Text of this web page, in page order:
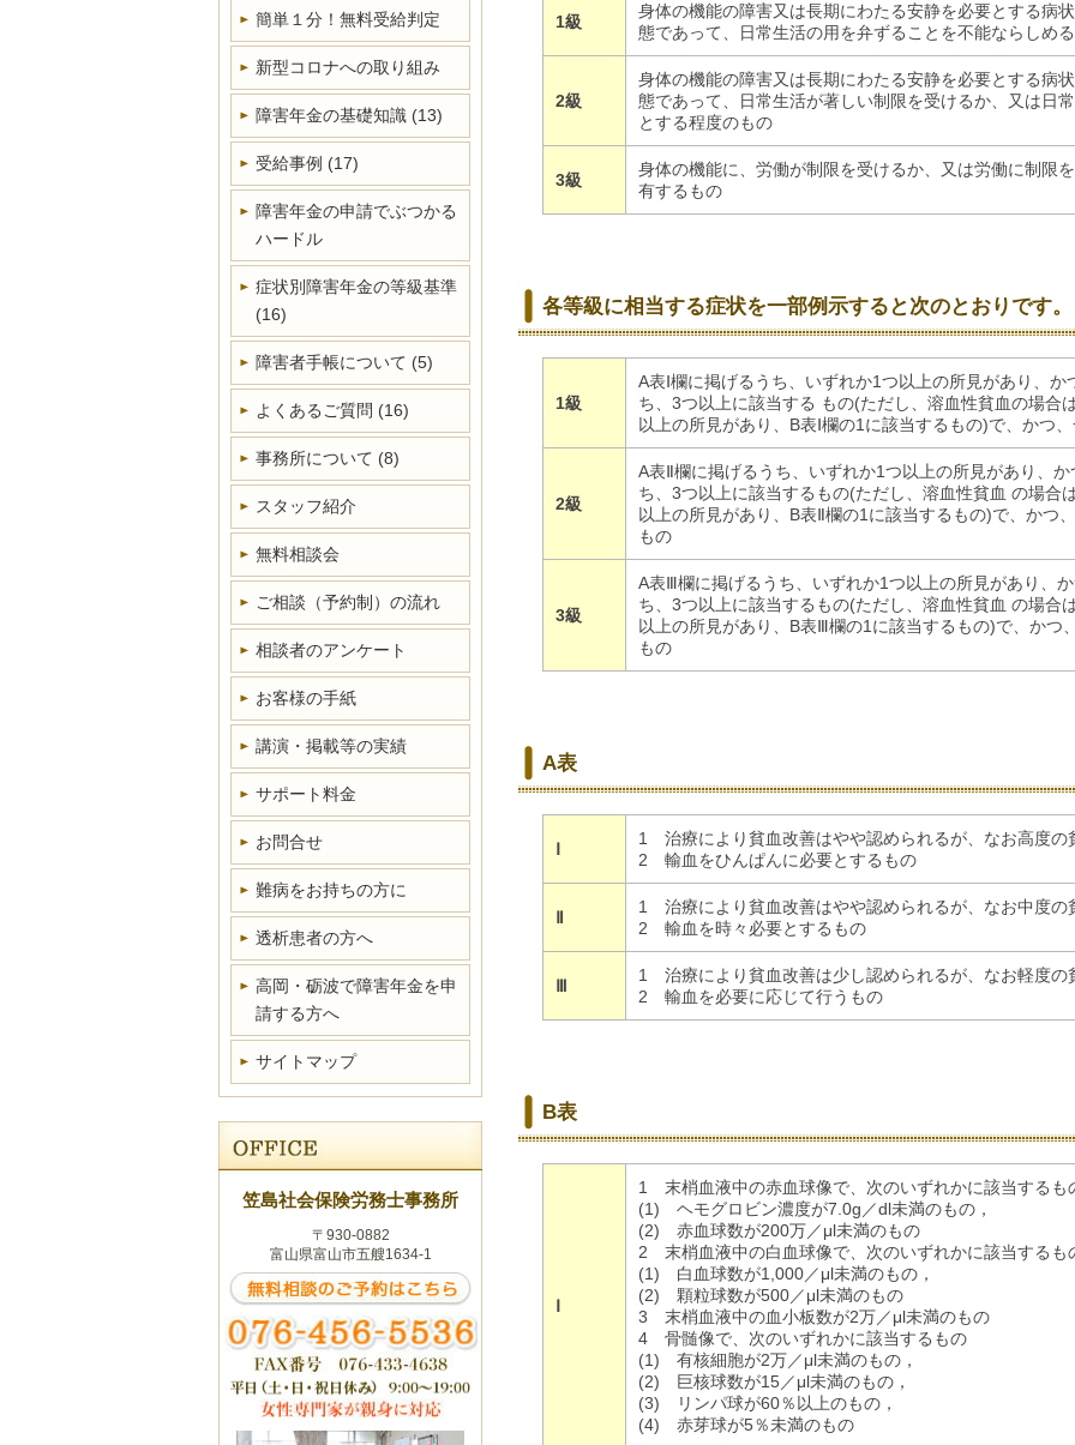
1級
身体の機能の障害又は長期にわたる安静を必要とする病
態であって、日常生活の用を弁ずることを不能ならしめ
2級
身体の機能の障害又は長期にわたる安静を必要とする病
態であって、日常生活が著しい制限を受けるか、又は日
とする程度のもの
3級
身体の機能に、労働が制限を受けるか、又は労働に制限
有するもの
各等級に相当する症状を一部例示すると次のとおりです。
1級
A表Ⅰ欄に掲げるうち、いずれか1つ以上の所見があり、か
ち、3つ以上に該当する もの(ただし、溶血性貧血の場合
以上の所見があり、B表Ⅰ欄の1に該当するもの)で、かつ
2級
A表Ⅱ欄に掲げるうち、いずれか1つ以上の所見があり、
ち、3つ以上に該当するもの(ただし、溶血性貧血 の場合
以上の所見があり、B表Ⅱ欄の1に該当するもの)で、かつ
もの
3級
A表Ⅲ欄に掲げるうち、いずれか1つ以上の所見があり、
ち、3つ以上に該当するもの(ただし、溶血性貧血 の場合
以上の所見があり、B表Ⅲ欄の1に該当するもの)で、かつ
もの
A表
Ⅰ
1 治療により貧血改善はやや認められるが、なお高度の
2 輸血をひんぱんに必要とするもの
Ⅱ
1 治療により貧血改善はやや認められるが、なお中度の
2 輸血を時々必要とするもの
Ⅲ
1 治療により貧血改善は少し認められるが、なお軽度の
2 輸血を必要に応じて行うもの
B表
Ⅰ
1 末梢血液中の赤血球像で、次のいずれかに該当するも
(1) ヘモグロビン濃度が7.0g／dl未満のもの，
(2) 赤血球数が200万／μl未満のもの
2 末梢血液中の白血球像で、次のいずれかに該当するも
(1) 白血球数が1,000／μl未満のもの，
(2) 顆粒球数が500／μl未満のもの
3 末梢血液中の血小板数が2万／μl未満のもの
4 骨髄像で、次のいずれかに該当するもの
(1) 有核細胞が2万／μl未満のもの，
(2) 巨核球数が15／μl未満のもの，
(3) リンパ球が60％以上のもの，
(4) 赤芽球が5％未満のもの
簡単１分！無料受給判定
新型コロナへの取り組み
障害年金の基礎知識 (13)
受給事例 (17)
障害年金の申請でぶつかる
ハードル
症状別障害年金の等級基準
(16)
障害者手帳について (5)
よくあるご質問 (16)
事務所について (8)
スタッフ紹介
無料相談会
ご相談（予約制）の流れ
相談者のアンケート
お客様の手紙
講演・掲載等の実績
サポート料金
お問合せ
難病をお持ちの方に
透析患者の方へ
高岡・砺波で障害年金を申
請する方へ
サイトマップ
笠島社会保険労務士事務所
〒930-0882
富山県富山市五艘1634-1